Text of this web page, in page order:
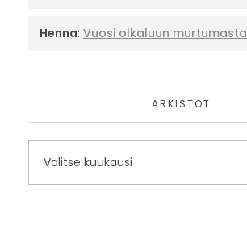
Henna: Vuosi olkaluun murtumasta
ARKISTOT